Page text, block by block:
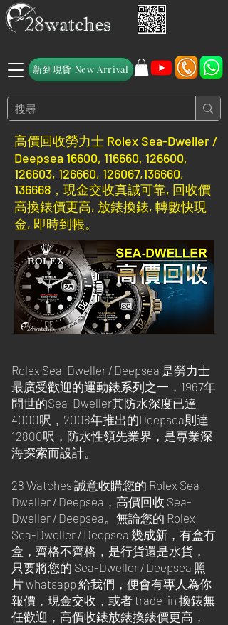
新到現貨 New Arrival
高價回收勞力士 Rolex Sea-Dweller /
Deepsea 16600, 116660, 126600,
126603, 126660, 126067,136660,
136668，現金交收真誠可靠, 回收價
高換錶價更高, 放錶換錶, 轉數快現
金, 即時到帳。
Rolex Sea-Dweller / Deepsea 是勞力士
最廣受歡迎的運動錶系列之一，1967年
問世的Sea-Dweller其防水深度已達
4000呎，2008年推出的Deepsea則達
12800呎，防水性領先業界，是專業深
海探索而設計。
28 Watches 誠意收購您的 Rolex Sea-
Dweller / Deepsea，高價回收 Sea-
Dweller / Deepsea。無論您的 Rolex
Sea-Dweller / Deepsea 幾成新，有盒冇
盒，齊格不齊格，是行貨還是水貨，
只要將您的 Sea-Dweller / Deepsea 照
片 whatsapp 給我們，便會有專人為你
報價，現金交收，或者 trade-in 換錶無
任歡迎，高價收錶放錶換錶價更高，